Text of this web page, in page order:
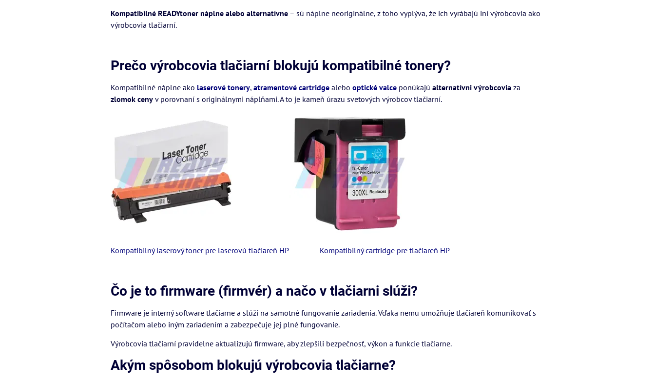
Kompatibilné READYtoner náplne alebo alternatívne– sú náplne neoriginálne, z toho vyplýva, že ich vyrábajú iní výrobcovia ako
výrobcovia tlačiarní.
Prečo výrobcovia tlačiarní blokujú kompatibilné tonery?
Kompatibilné náplne ako laserové tonery, atramentové cartridgealebo optické valceponúkajú alternatívni výrobcoviaza
zlomok cenyv porovnaní s originálnymi náplňami. A to je kameň úrazu svetových výrobcov tlačiarní.
Kompatibilný laserový toner pre laserovú tlačiareň HP Kompatibilný cartridge pre tlačiareň HP
Čo je to firmware (firmvér) a načo v tlačiarni slúži?
Firmware je interný software tlačiarne a slúži na samotné fungovanie zariadenia. Vďaka nemu umožňuje tlačiareň komunikovať s
počítačom alebo iným zariadením a zabezpečuje jej plné fungovanie.
Výrobcovia tlačiarní pravidelne aktualizujú firmware, aby zlepšili bezpečnosť, výkon a funkcie tlačiarne.
Akým spôsobom blokujú výrobcovia tlačiarne?